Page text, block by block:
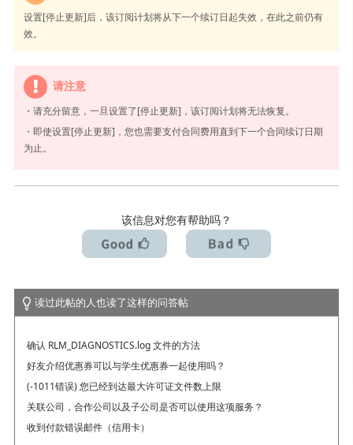
设置[停止更新]后，该订阅计划将从下一个续订日起失效，在此之前仍有
效。
请注意
・请充分留意，一旦设置了[停止更新]，该订阅计划将无法恢复。
・即使设置[停止更新]，您也需要支付合同费用直到下一个合同续订日期
为止。
该信息对您有帮助吗？
读过此帖的人也读了这样的问答帖
确认 RLM_DIAGNOSTICS.log 文件的方法
好友介绍优惠券可以与学生优惠券一起使用吗？
(-1011错误) 您已经到达最大许可证文件数上限
关联公司，合作公司以及子公司是否可以使用这项服务？
收到付款错误邮件（信用卡）